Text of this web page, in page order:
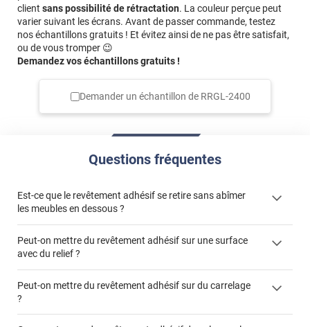
client sans possibilité de rétractation. La couleur perçue peut
varier suivant les écrans. Avant de passer commande, testez
nos échantillons gratuits ! Et évitez ainsi de ne pas être satisfait,
ou de vous tromper 😉
Demandez vos échantillons gratuits !
Demander un échantillon de RRGL-2400
Questions fréquentes
Est-ce que le revêtement adhésif se retire sans abîmer
les meubles en dessous ?
Peut-on mettre du revêtement adhésif sur une surface
avec du relief ?
Peut-on mettre du revêtement adhésif sur du carrelage
?